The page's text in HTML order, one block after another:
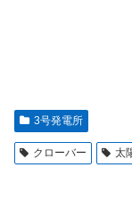
3号発電所
クローバー 太